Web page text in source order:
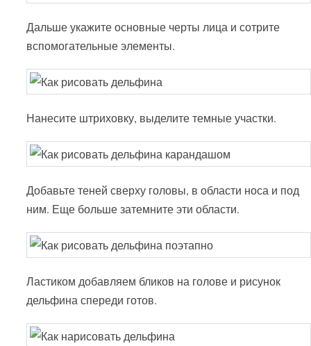
Дальше укажите основные черты лица и сотрите
вспомогательные элементы.
Нанесите штриховку, выделите темные участки.
Добавьте теней сверху головы, в области носа и под
ним. Еще больше затемните эти области.
Ластиком добавляем бликов на голове и рисунок
дельфина спереди готов.